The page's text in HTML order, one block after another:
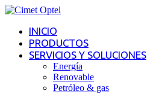
INICIO
PRODUCTOS
SERVICIOS Y SOLUCIONES
Energía
Renovable
Petróleo & gas